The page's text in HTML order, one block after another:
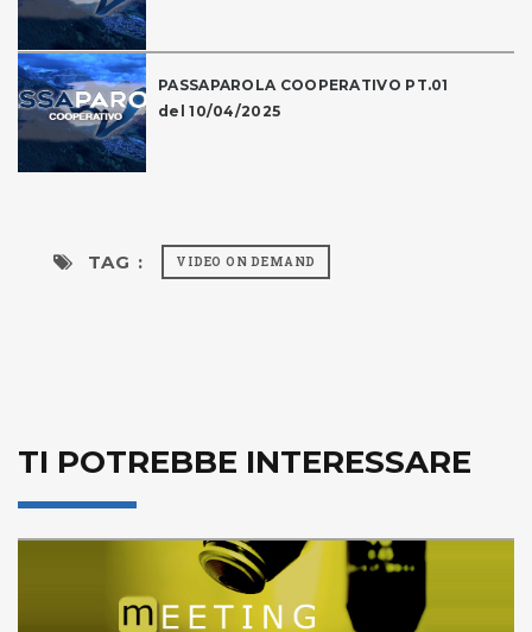
PASSAPAROLA COOPERATIVO PT.01
del 10/04/2025
TAG : VIDEO ON DEMAND
TI POTREBBE INTERESSARE